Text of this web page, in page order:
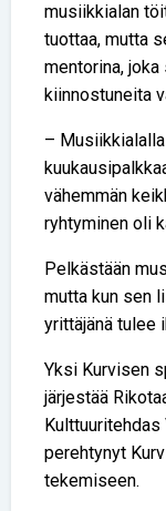
musiikkialan
tuottaa, mutta
mentorina,
kiinnostuneita
–
vähemmän
ryhtyminen oli
Pelkästään
mutta kun sen
yrittäjänä tulee
Yksi Kurvisen
järjestää
perehtynyt
tekemiseen.